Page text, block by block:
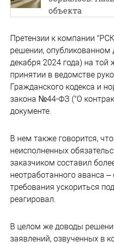
объекта
Претензии к компании
решении, опубликованном
декабря 2024 года) на
принятии в ведомстве
Гражданского кодекса и
закона №44-ФЗ ("О
документе.
В нем также говорится,
неисполненных
заказчиком составил
неотработанного аванса
требования ускориться
реагировал.
В целом же доводы
заявлений, озвученных в